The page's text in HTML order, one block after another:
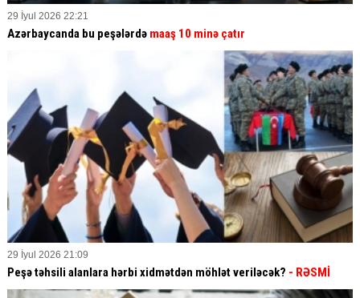
29 İyul 2026 22:21
Azərbaycanda bu peşələrdə maaş 10 minə çatır
29 İyul 2026 21:09
Peşə təhsili alanlara hərbi xidmətdən möhlət veriləcək? - RƏSMİ